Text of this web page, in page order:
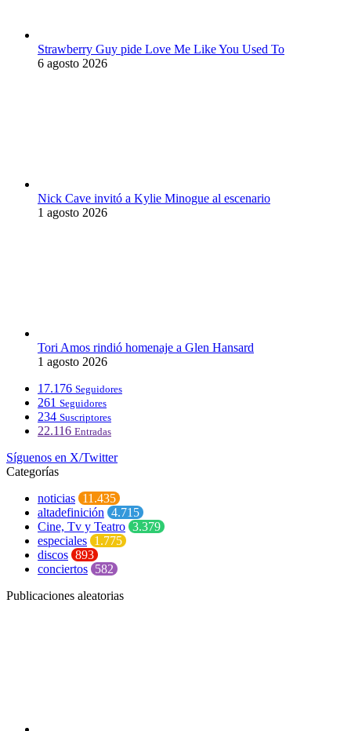
Strawberry Guy pide Love Me Like You Used To
6 agosto 2026
Nick Cave invitó a Kylie Minogue al escenario
1 agosto 2026
Tori Amos rindió homenaje a Glen Hansard
1 agosto 2026
17.176 Seguidores
261 Seguidores
234 Suscriptores
22.116 Entradas
Síguenos en X/Twitter
Categorías
noticias 11.435
altadefinición 4.715
Cine, Tv y Teatro 3.379
especiales 1.775
discos 893
conciertos 582
Publicaciones aleatorias